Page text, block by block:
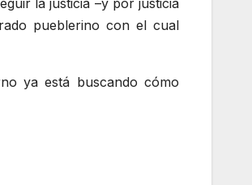
la justicia –y por justicia
pueblerino con el cual
ya está buscando cómo